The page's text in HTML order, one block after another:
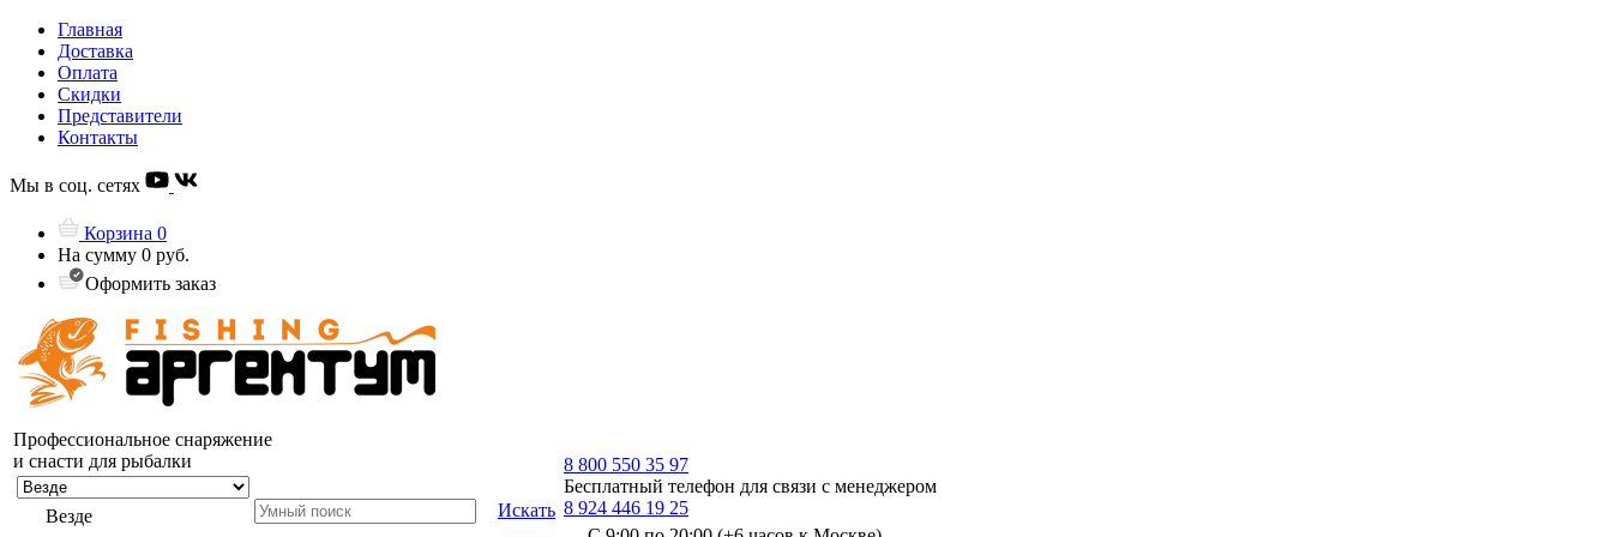
Главная
Доставка
Оплата
Скидки
Представители
Контакты
Мы в соц. сетях
Корзина 0
На сумму 0 руб.
Оформить заказ
Профессиональное снаряжение
и снасти для рыбалки
Везде Искать
8 800 550 35 97
Бесплатный телефон для связи с менеджером
8 924 446 19 25